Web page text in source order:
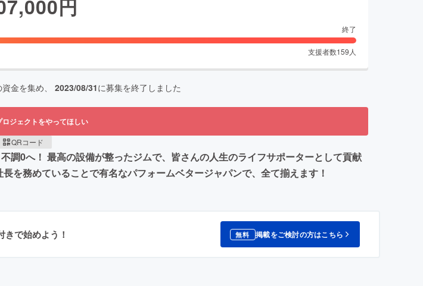
円
終了
支援者数159 人
金を集め、 2023/08/31に募集を終了しました
ロジェクトをやってほしい
QRコード
調0へ！ 最高の設備が整ったジムで、皆さんの人生のライフサポーターとして貢献
を務めていることで有名なパフォームベタージャパンで、全て揃えます！
で始めよう！ 無料 掲載をご検討の方はこちら